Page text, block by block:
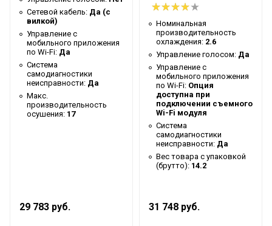
Ширина упаковки товара
100
Бренд
Ballu
Макс. потребляемая
мощность
6.3
Тип блока
Кассетный
Гарантийный срок
3 года
Universal 3 DC
Уровень шума внутр.
42
Сетевой кабель: Да (с
вилкой)
Управление c
мобильного приложения
по Wi-Fi: Да
Система
самодиагностики
неисправности: Да
Макс.
производительность
осушения: 17
29 783 руб.
Номинальная
производительность
охлаждения: 2.6
Управление голосом: Да
Управление c
мобильного приложения
по Wi-Fi: Опция
доступна при
подключении съемного
Wi-Fi модуля
Система
самодиагностики
неисправности: Да
Вес товара с упаковкой
(брутто): 14.2
31 748 руб.